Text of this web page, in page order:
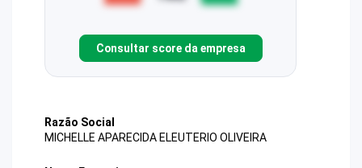
Consultar score da empresa
Razão Social
MICHELLE APARECIDA ELEUTERIO OLIVEIRA